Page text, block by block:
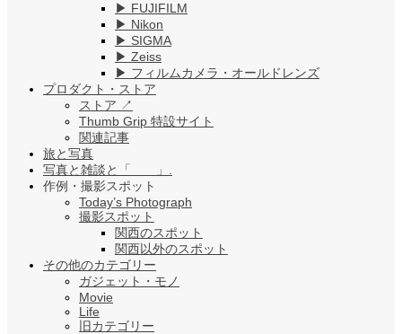
▶︎ FUJIFILM
▶︎ Nikon
▶︎ SIGMA
▶︎ Zeiss
▶︎ フィルムカメラ・オールドレンズ
プロダクト・ストア
ストア ↗︎
Thumb Grip 特設サイト
関連記事
旅と写真
写真と雑談と「 」.
作例・撮影スポット
Today’s Photograph
撮影スポット
関西のスポット
関西以外のスポット
その他のカテゴリー
ガジェット・モノ
Movie
Life
旧カテゴリー